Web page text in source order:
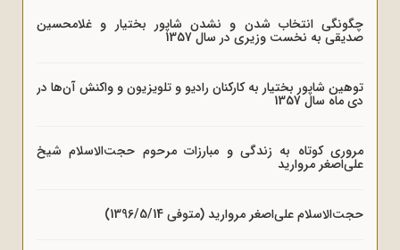
چگونگی انتخاب شدن و نشدن شاپور بختیار و غلامحسین
صدیقی به نخست وزیری در سال 1357
توهین شاپور بختیار به کارکنان رادیو و تلویزیون و واکنش آن‌ها در
دی ماه سال 1357
مروری کوتاه به زندگی و مبارزات مرحوم حجت‌الاسلام شیخ
علی‌اصغر مروارید
حجت‌الاسلام علی‌اصغر مروارید (متوفی 1396/5/14)